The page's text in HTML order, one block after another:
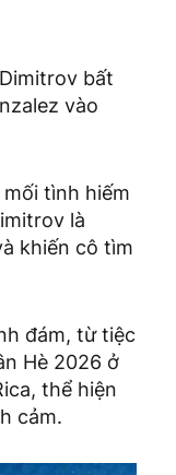
bất
vào
tình hiếm
là
khiến cô tìm
đám, từ tiệc
Hè 2026 ở
thể hiện
cảm.